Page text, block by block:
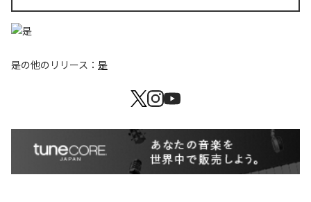
是の他のリリース： 是